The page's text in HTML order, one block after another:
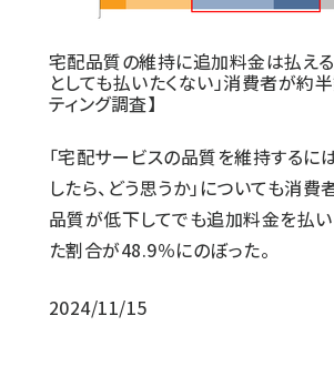
宅配品質の維持に追加料金は払える
としても払いたくない」消費者が約
ティング調査】
「宅配サービスの品質を維持するに
したら、どう思うか」についても消費
品質が低下してでも追加料金を払
た割合が48.9％にのぼった。
2024/11/15